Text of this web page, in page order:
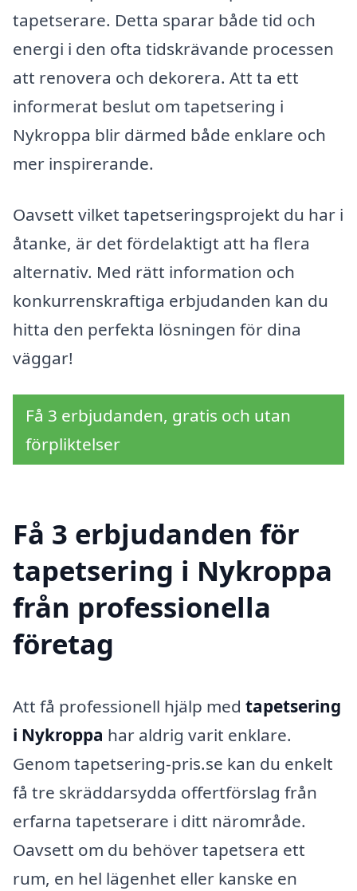
tapetserare. Detta sparar både tid och
energi i den ofta tidskrävande processen
att renovera och dekorera. Att ta ett
informerat beslut om tapetsering i
Nykroppa blir därmed både enklare och
mer inspirerande.
Oavsett vilket tapetseringsprojekt du har i
åtanke, är det fördelaktigt att ha flera
alternativ. Med rätt information och
konkurrenskraftiga erbjudanden kan du
hitta den perfekta lösningen för dina
väggar!
Få 3 erbjudanden, gratis och utan
förpliktelser
Få 3 erbjudanden för
tapetsering i Nykroppa
från professionella
företag
Att få professionell hjälp med tapetsering
i Nykroppa har aldrig varit enklare.
Genom tapetsering-pris.se kan du enkelt
få tre skräddarsydda offertförslag från
erfarna tapetserare i ditt närområde.
Oavsett om du behöver tapetsera ett
rum, en hel lägenhet eller kanske en